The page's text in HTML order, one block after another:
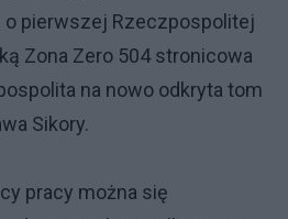
pierwszej Rzeczpospolitej
Zona Zero 504 stronicowa
na nowo odkryta tom
Sikory.
pracy można się